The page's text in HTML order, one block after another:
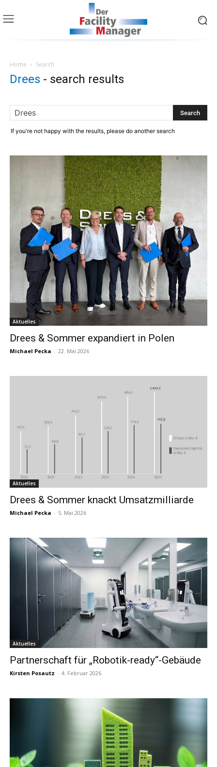
Home Search
Drees - search results
If you're not happy with the results, please do another search
Aktuelles
Drees & Sommer expandiert in Polen
Michael Pecka - 22. Mai 2026
Aktuelles
Drees & Sommer knackt Umsatzmilliarde
Michael Pecka - 5. Mai 2026
Aktuelles
Partnerschaft für „Robotik-ready“-Gebäude
Kirsten Posautz - 4. Februar 2026